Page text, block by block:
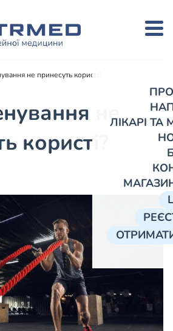
ЛІКАРІ
не принесуть користі?
не
користі?